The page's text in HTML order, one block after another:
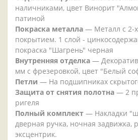
наличниками, цвет Винорит
патиной
Покраска металла — Металл с 2-
покрытием. 1 слой -
покраска "Шагрень" черная
Внутренняя отделка —
мм с фрезеровкой, цвет "Белый
Петли — На подшипниках
Защита от снятия полотна — 2
ригеля
Полный комплект — Накладки
дверная ручка, ночная задвижка,
эксцентрик.